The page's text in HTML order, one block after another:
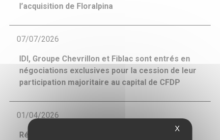
l’acquisition de Floralpina
07/07/2026
IDI, Groupe Chevrillon et Fiblac sont entrés en
négociations exclusives pour la cession de leur
participation majoritaire au capital de CFDP
01/04/2026
Résultats annuels 2025 - ANR par action en
X